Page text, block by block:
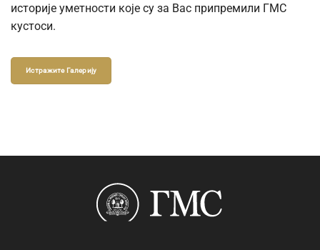
историје уметности које су за Вас припремили ГМС
кустоси.
Истражите Галерију